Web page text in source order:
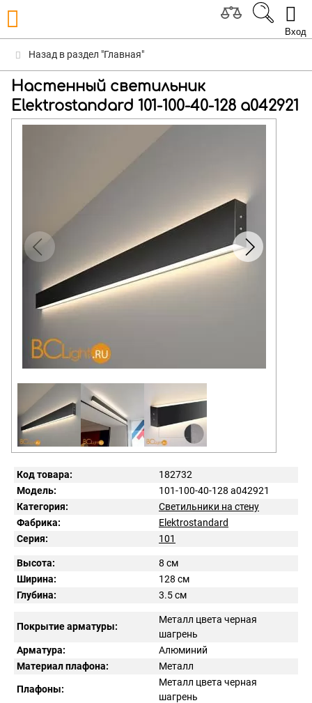
Вход
Назад в раздел "Главная"
Настенный светильник
Elektrostandard 101-100-40-128 a042921
Код товара:
182732
Модель:
101-100-40-128 a042921
Категория:
Светильники на стену
Фабрика:
Elektrostandard
Серия:
101
Высота:
8 см
Ширина:
128 см
Глубина:
3.5 см
Покрытие арматуры:
Металл цвета черная
шагрень
Арматура:
Алюминий
Материал плафона:
Металл
Плафоны:
Металл цвета черная
шагрень